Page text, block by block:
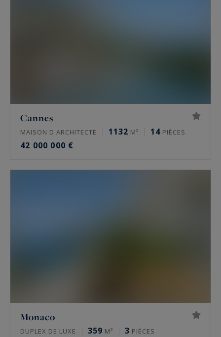
Cannes
MAISON D'ARCHITECTE 1132 M² 14 PIÈCES
42 000 000 €
Monaco
DUPLEX DE LUXE 359 M² 3 PIÈCES